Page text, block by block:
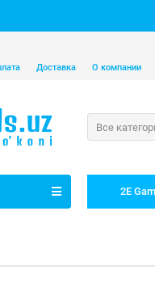
Доставка О компании
Все
2E